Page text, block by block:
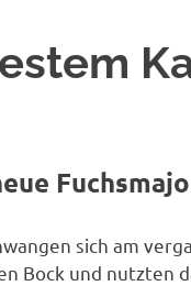
sich am
Bock und nutzten